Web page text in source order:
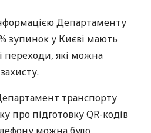
Департаменту
зупинок у Києві мають
переходи, які можна
транспорту
про підготовку QR-кодів